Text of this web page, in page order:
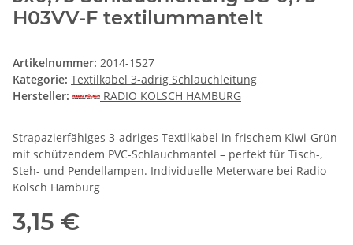
H03VV-F textilummantelt
Artikelnummer: 2014-1527
Kategorie: Textilkabel 3-adrig Schlauchleitung
Hersteller:
RADIO KÖLSCH HAMBURG
Strapazierfähiges 3-adriges Textilkabel in frischem Kiwi-Grün
mit schützendem PVC-Schlauchmantel – perfekt für Tisch-,
Steh- und Pendellampen. Individuelle Meterware bei Radio
Kölsch Hamburg
3,15 €